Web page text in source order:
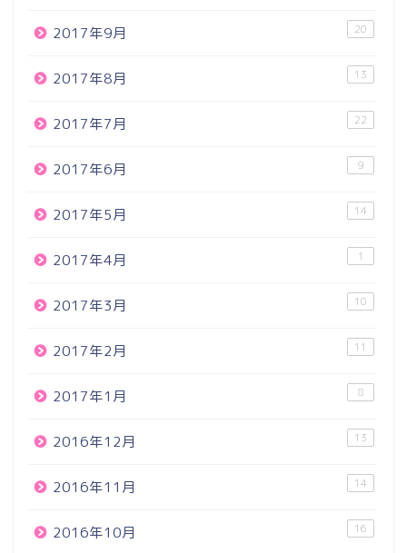
2017年9月 20
2017年8月 13
2017年7月 22
2017年6月 9
2017年5月 14
2017年4月 1
2017年3月 10
2017年2月 11
2017年1月 8
2016年12月 13
2016年11月 14
2016年10月 16